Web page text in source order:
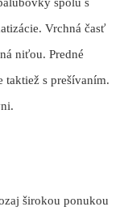
Vrchná časť
niťou. Predné
taktiež s prešívaním.
širokou ponukou